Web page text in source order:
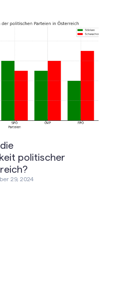
politischer
29, 2024